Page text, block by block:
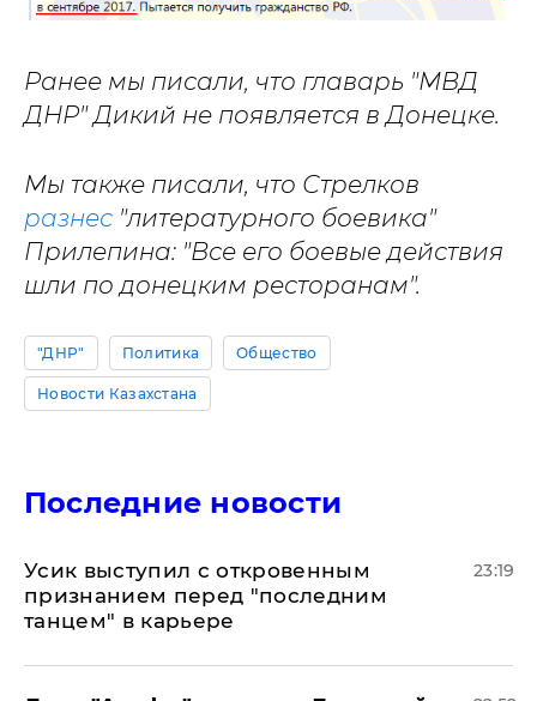
Ранее мы писали, что главарь "МВД
ДНР" Дикий не появляется в Донецке.
Мы также писали, что Стрелков
разнес "литературного боевика"
Прилепина: "Все его боевые действия
шли по донецким ресторанам".
"ДНР" Политика Общество
Новости Казахстана
Последние новости
Усик выступил с откровенным
признанием перед "последним
танцем" в карьере
23:19